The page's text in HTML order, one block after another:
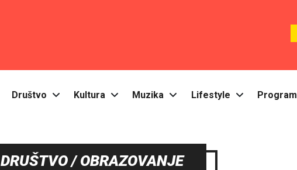
Društvo Kultura Muzika Lifestyle Program
DRUŠTVO / OBRAZOVANJE